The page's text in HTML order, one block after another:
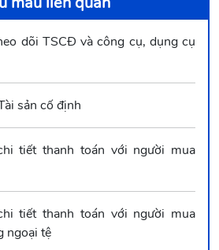
dõi TSCĐ và công cụ, dụng cụ
sản cố định
tiết thanh toán với người mua
tiết thanh toán với người mua
ngoại tệ